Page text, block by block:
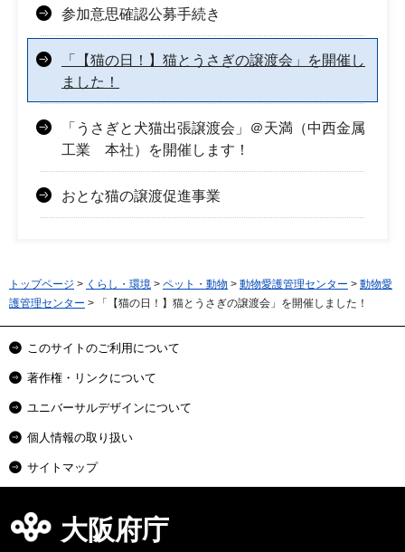
参加意思確認公募手続き
「【猫の日！】猫とうさぎの譲渡会」を開催し
ました！
「うさぎと犬猫出張譲渡会」＠天満（中西金属
工業 本社）を開催します！
おとな猫の譲渡促進事業
トップページ > くらし・環境 > ペット・動物 > 動物愛護管理センター > 動物愛
護管理センター > 「【猫の日！】猫とうさぎの譲渡会」を開催しました！
このサイトのご利用について
著作権・リンクについて
ユニバーサルデザインについて
個人情報の取り扱い
サイトマップ
大阪府庁